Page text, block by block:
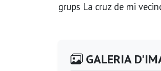
grups La cruz de mi
GALERIA